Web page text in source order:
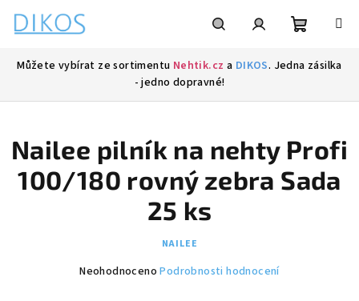
obsah
Můžete vybírat ze sortimentu Nehtik.cz a DIKOS. Jedna zásilka
- jedno dopravné!
Nailee pilník na nehty Profi
100/180 rovný zebra Sada
25 ks
NAILEE
Průměrné
Neohodnoceno Podrobnosti hodnocení